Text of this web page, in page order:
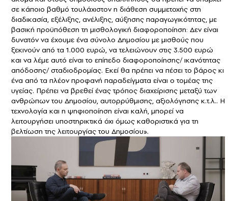
σε κάποιο βαθμό τουλάχιστον η διάθεση συμμετοχής στη
διαδικασία, εξέλιξης, ανέλιξης, αύξησης παραγωγικότητας, με
βασική προϋπόθεση τη μισθολογική διαφοροποίηση: Δεν είναι
δυνατόν να έχουμε ένα σύνολο Δημοσίου με μισθούς που
ξεκινούν από τα 1.000 ευρώ, να τελειώνουν στις 3.500 ευρώ
και να λέμε αυτό είναι το επίπεδο διαφοροποίησης/ ικανότητας
απόδοσης/ σταδιοδρομίας. Εκεί θα πρέπει να πέσει το βάρος κι
ένα από τα πλέον προφανή παραδείγματα είναι ο τομέας της
υγείας. Πρέπει να βρεθεί ένας τρόπος διαχείρισης μεταξύ των
ανθρώπων του Δημοσίου, αυτορρύθμισης, αξιολόγησης κ.τ.λ.. Η
τεχνολογία και η ψηφιοποίηση είναι καλή, μπορεί να
λειτουργήσει υποστηρικτικά όχι όμως καθοριστικά για τη
βελτίωση της λειτουργίας του Δημοσίου».